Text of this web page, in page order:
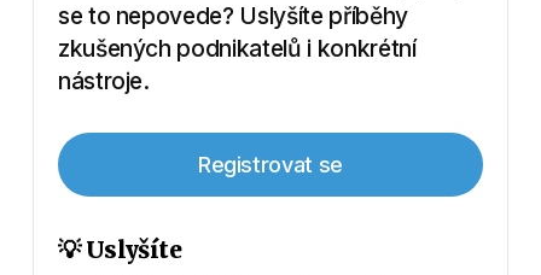
se to nepovede? Uslyšíte příběhy
zkušených podnikatelů i konkrétní
nástroje.
Registrovat se
💡Uslyšíte